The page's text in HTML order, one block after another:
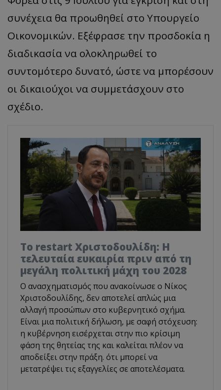
συνέχεια θα προωθηθεί στο Υπουργείο
Οικονομικών. Εξέφρασε την προσδοκία η
διαδικασία να ολοκληρωθεί το
συντομότερο δυνατό, ώστε να μπορέσουν
οι δικαιούχοι να συμμετάσχουν στο
σχέδιο.
Το restart Χριστοδουλίδη: Η
τελευταία ευκαιρία πριν από τη
μεγάλη πολιτική μάχη του 2028
Ο ανασχηματισμός που ανακοίνωσε ο Νίκος
Χριστοδουλίδης, δεν αποτελεί απλώς μια
αλλαγή προσώπων στο κυβερνητικό σχήμα.
Είναι μια πολιτική δήλωση, με σαφή στόχευση:
η κυβέρνηση εισέρχεται στην πιο κρίσιμη
φάση της θητείας της και καλείται πλέον να
αποδείξει στην πράξη. ότι μπορεί να
μετατρέψει τις εξαγγελίες σε αποτελέσματα.